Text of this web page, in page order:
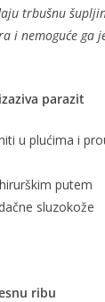
trbušnu
i nemoguće
parazit
u plućima i
putem
sluzokože
ribu